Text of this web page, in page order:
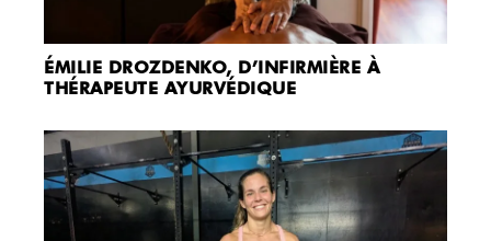
ÉMILIE DROZDENKO, D’INFIRMIÈRE À
THÉRAPEUTE AYURVÉDIQUE